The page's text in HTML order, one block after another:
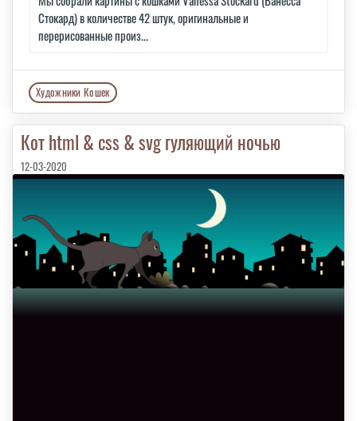
Стокард) в количестве 42 штук, оригинальные и
перерисованные произ...
Художники Кошек
Кот html & css & svg гуляющий ночью
12-03-2020